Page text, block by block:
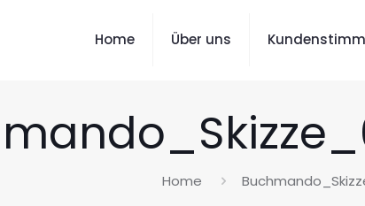
Home Über uns
Home